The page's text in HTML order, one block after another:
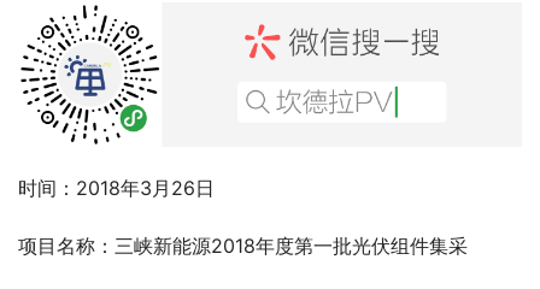
时间：2018年3月26日
项目名称：三峡新能源2018年度第一批光伏组件集采